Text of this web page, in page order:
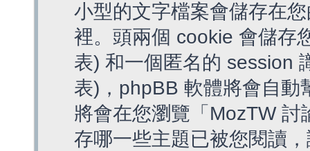
小型的文字檔案會儲存在
裡。頭兩個 cookie 會儲存
表) 和一個匿名的 session
表)，phpBB 軟體將會自動
將會在您瀏覽「MozTW
存哪一些主題已被您閱讀